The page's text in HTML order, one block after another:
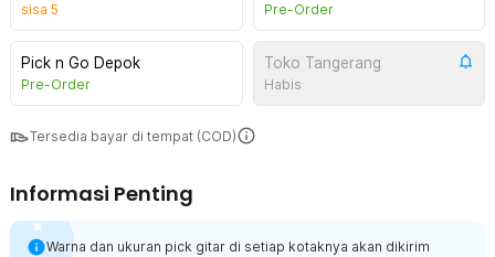
sisa 5 Pre-Order
Pick n Go Depok
Pre-Order
Toko Tangerang
Habis
Tersedia bayar di tempat (COD)
Informasi Penting
Warna dan ukuran pick gitar di setiap kotaknya akan dikirim